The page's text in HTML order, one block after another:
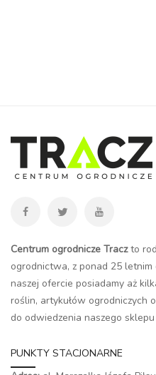
Centrum ogrodnicze Traczto
ogrodnictwa, z ponad 25
naszej ofercie posiadamy aż
roślin, artykułów ogrodniczych
do odwiedzenia naszego
PUNKTY STACJONARNE